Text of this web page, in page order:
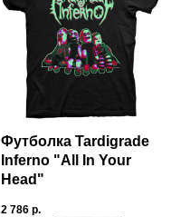
Футболка Tardigrade
Inferno "All In Your
Head"
2 786 р.